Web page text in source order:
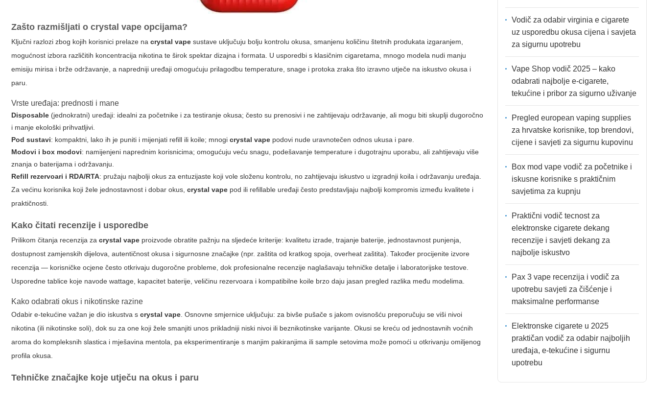
Zašto razmišljati ocrystal vape opcijama?
Ključni razlozi zbog kojih korisnici prelaze nacrystal vape sustave uključuju bolju kontrolu okusa, smanjenu količinu štetnih produkata izgaranjem,
mogućnost izbora različitih koncentracija nikotina te širok spektar dizajna i formata. U usporedbi s klasičnim cigaretama, mnogo modela nudi manju
emisiju mirisa i brže održavanje, a napredniji uređaji omogućuju prilagodbu temperature, snage i protoka zraka što izravno utječe na iskustvo okusa i
paru.
Vrste uređaja: prednosti i mane
Disposable (jednokratni) uređaji: idealni za početnike i za testiranje okusa; često su prenosivi i ne zahtijevaju održavanje, ali mogu biti skuplji dugoročno
i manje ekološki prihvatljivi.
Pod sustavi: kompaktni, lako ih je puniti i mijenjati refill ili koile; mnogicrystal vape podovi nude uravnotečen odnos ukusa i pare.
Modovi i box modovi: namijenjeni naprednim korisnicima; omogućuju veću snagu, podešavanje temperature i dugotrajnu uporabu, ali zahtijevaju više
znanja o baterijama i održavanju.
Refill rezervoari i RDA/RTA: pružaju najbolji okus za entuzijaste koji vole složenu kontrolu, no zahtijevaju iskustvo u izgradnji koila i održavanju uređaja.
Za većinu korisnika koji žele jednostavnost i dobar okus,crystal vape pod ili refillable uređaji često predstavljaju najbolji kompromis između kvalitete i
praktičnosti.
Kako čitati recenzije i usporedbe
Prilikom čitanja recenzija zacrystal vape proizvode obratite pažnju na sljedeće kriterije: kvalitetu izrade, trajanje baterije, jednostavnost punjenja,
dostupnost zamjenskih dijelova, autentičnost okusa i sigurnosne značajke (npr. zaštita od kratkog spoja, overheat zaštita). Također procijenite izvore
recenzija — korisničke ocjene često otkrivaju dugoročne probleme, dok profesionalne recenzije naglašavaju tehničke detalje i laboratorijske testove.
Usporedne tablice koje navode wattage, kapacitet baterije, veličinu rezervoara i kompatibilne koile brzo daju jasan pregled razlika među modelima.
Kako odabrati okus i nikotinske razine
Odabir e-tekućine važan je dio iskustva scrystal vape. Osnovne smjernice uključuju: za bivše pušače s jakom ovisnošću preporučuju se viši nivoi
nikotina (ili nikotinske soli), dok su za one koji žele smanjiti unos prikladniji niski nivoi ili beznikotinske varijante. Okusi se kreću od jednostavnih voćnih
aroma do kompleksnih slastica i mješavina mentola, pa eksperimentiranje s manjim pakiranjima ili sample setovima može pomoći u otkrivanju omiljenog
profila okusa.
Tehničke značajke koje utječu na okus i paru
Vodič za odabir virginia e cigarete
uz usporedbu okusa cijena i savjeta
za sigurnu upotrebu
Vape Shop vodič 2025 – kako
odabrati najbolje e-cigarete,
tekućine i pribor za sigurno uživanje
Pregled european vaping supplies
za hrvatske korisnike, top brendovi,
cijene i savjeti za sigurnu kupovinu
Box mod vape vodič za početnike i
iskusne korisnike s praktičnim
savjetima za kupnju
Praktični vodič tecnost za
elektronske cigarete dekang
recenzije i savjeti dekang za
najbolje iskustvo
Pax 3 vape recenzija i vodič za
upotrebu savjeti za čišćenje i
maksimalne performanse
Elektronske cigarete u 2025
praktičan vodič za odabir najboljih
uređaja, e-tekućine i sigurnu
upotrebu